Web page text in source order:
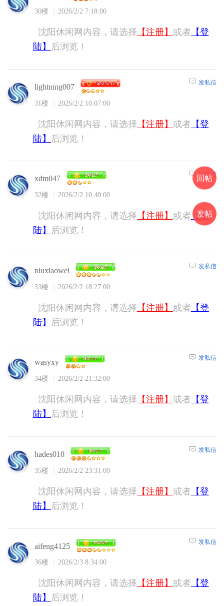
30楼 2026/2/2 7:18:00
沈阳休闲网内容，请选择 【注册】 或者 【登
陆】
后浏览！
lightning007
31楼 2026/2/2 10:07:00
发私信
沈阳休闲网内容，请选择 【注册】 或者 【登
陆】
后浏览！
xdm047
32楼 2026/2/2 10:40:00
发私信
沈阳休闲网内容，请选择 【注册】 或者 【登
陆】
后浏览！
niuxiaowei
33楼 2026/2/2 18:27:00
发私信
沈阳休闲网内容，请选择 【注册】 或者 【登
陆】
后浏览！
wasyxy
34楼 2026/2/2 21:32:00
发私信
沈阳休闲网内容，请选择 【注册】 或者 【登
陆】
后浏览！
hades010
35楼 2026/2/2 23:31:00
发私信
沈阳休闲网内容，请选择 【注册】 或者 【登
陆】
后浏览！
aifeng4125
36楼 2026/2/3 8:34:00
发私信
沈阳休闲网内容，请选择 【注册】 或者 【登
陆】
后浏览！
回帖
发帖